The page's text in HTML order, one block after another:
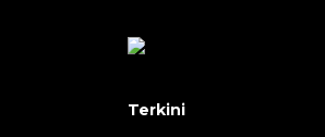
Terkini